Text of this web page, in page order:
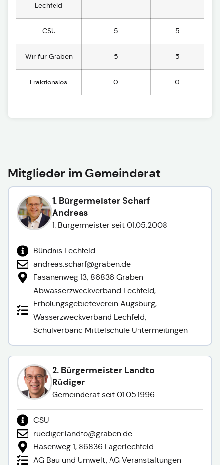
Lechfeld
CSU 5 5
Wir für Graben 5 5
Fraktionslos 0 0
Mitglieder im Gemeinderat
1. Bürgermeister Scharf
Andreas
1. Bürgermeister seit 01.05.2008
Bündnis Lechfeld
andreas.scharf@graben.de
Fasanenweg 13, 86836 Graben
Abwasserzweckverband Lechfeld,
Erholungsgebieteverein Augsburg,
Wasserzweckverband Lechfeld,
Schulverband Mittelschule Untermeitingen
2. Bürgermeister Landto
Rüdiger
Gemeinderat seit 01.05.1996
CSU
ruediger.landto@graben.de
Hasenweg 1, 86836 Lagerlechfeld
AG Bau und Umwelt, AG Veranstaltungen